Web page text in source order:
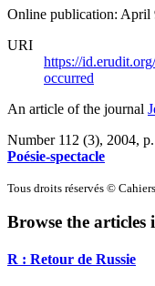
Online publication: April
URI
https://
occurred
An article of the journal
Number 112 (3), 2004,
Poésie-spectacle
Tous droits réservés ©
Browse the articles
R : Retour de Russie